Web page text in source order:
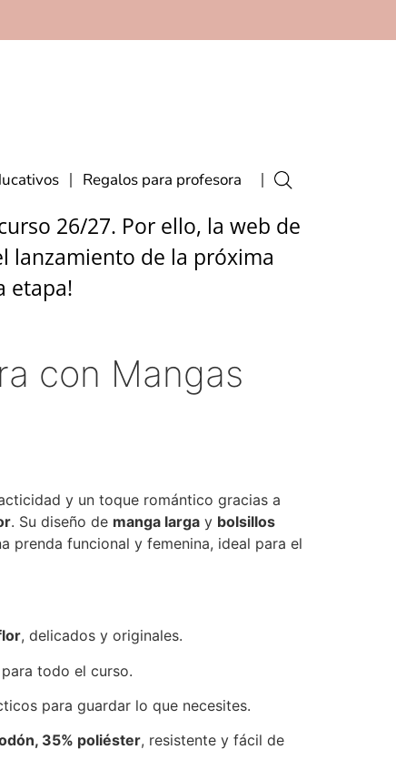
Regalos para profesora
26/27. Por ello, la web de
lanzamiento de la próxima
etapa!
con Mangas
y un toque romántico gracias a
. Su diseño de manga largay bolsillos
prenda funcional y femenina, ideal para el
, delicados y originales.
todo el curso.
para guardar lo que necesites.
35% poliéster, resistente y fácil de